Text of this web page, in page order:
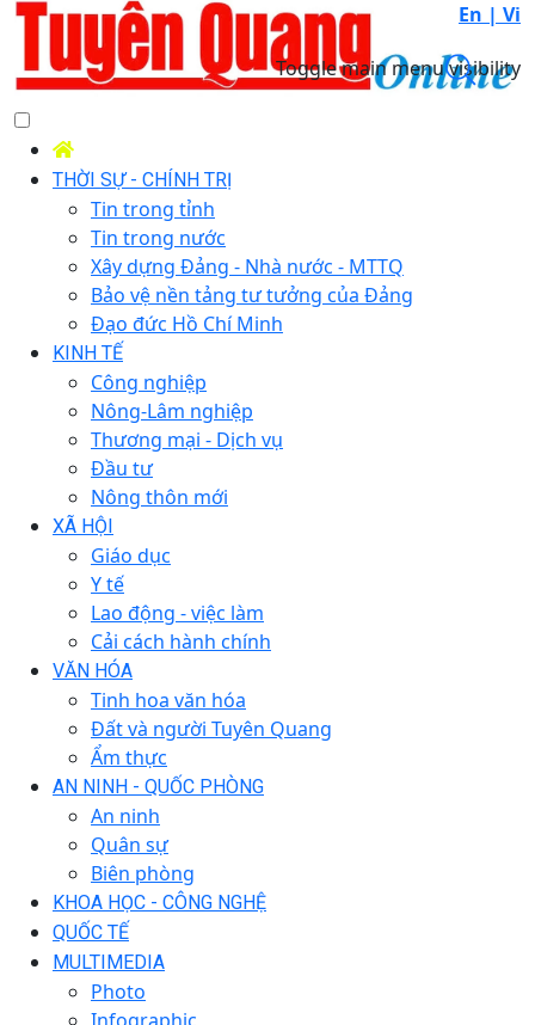
En | Vi
Toggle main menu visibility
THỜI SỰ - CHÍNH TRỊ
Tin trong tỉnh
Tin trong nước
Xây dựng Đảng - Nhà nước - MTTQ
Bảo vệ nền tảng tư tưởng của Đảng
Đạo đức Hồ Chí Minh
KINH TẾ
Công nghiệp
Nông-Lâm nghiệp
Thương mại - Dịch vụ
Đầu tư
Nông thôn mới
XÃ HỘI
Giáo dục
Y tế
Lao động - việc làm
Cải cách hành chính
VĂN HÓA
Tinh hoa văn hóa
Đất và người Tuyên Quang
Ẩm thực
AN NINH - QUỐC PHÒNG
An ninh
Quân sự
Biên phòng
KHOA HỌC - CÔNG NGHỆ
QUỐC TẾ
MULTIMEDIA
Photo